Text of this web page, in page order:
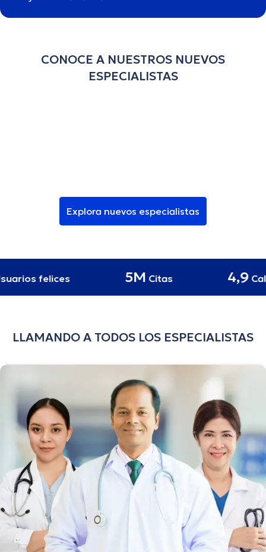
CONOCE A NUESTROS NUEVOS
ESPECIALISTAS
Explora nuevos especialistas
felices 5M Citas 4,9
LLAMANDO A TODOS LOS ESPECIALISTAS